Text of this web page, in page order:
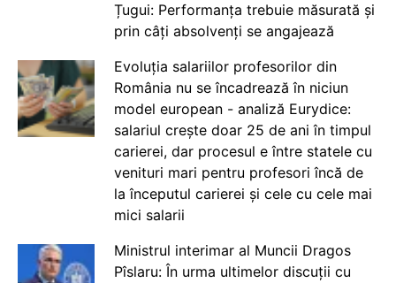
Țugui: Performanța trebuie măsurată și
prin câți absolvenți se angajează
Evoluția salariilor profesorilor din
România nu se încadrează în niciun
model european - analiză Eurydice:
salariul crește doar 25 de ani în timpul
carierei, dar procesul e între statele cu
venituri mari pentru profesori încă de
la începutul carierei și cele cu cele mai
mici salarii
Ministrul interimar al Muncii Dragos
Pîslaru: În urma ultimelor discuții cu